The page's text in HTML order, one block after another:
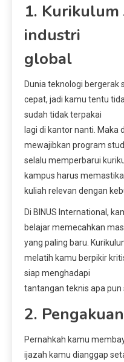
1. Kurikulum
industri
global
Dunia teknologi bergerak
cepat, jadi kamu tentu
sudah tidak terpakai
lagi di kantor nanti. Maka
mewajibkan program
selalu memperbarui
kampus harus
kuliah relevan dengan
Di BINUS International,
belajar memecahkan
yang paling baru.
melatih kamu berpikir
siap menghadapi
tantangan teknis apa pun
2.
Pernahkah kamu
ijazah kamu dianggap